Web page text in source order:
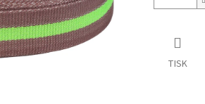
TISK